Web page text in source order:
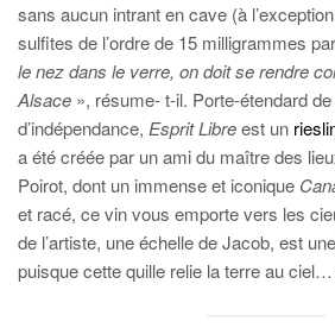
sans aucun intrant en cave (à
sulfites de l’ordre de 15 milligrammes
le nez dans le verre, on doit se rendre
Alsace », résume- t-il. Porte-étendard
d’indépendance, Esprit Libreest un
a été créée par un ami du maître des
Poirot, dont un immense et iconique
et racé, ce vin vous emporte vers les
de l’artiste, une échelle de Jacob, est
puisque cette quille relie la terre au